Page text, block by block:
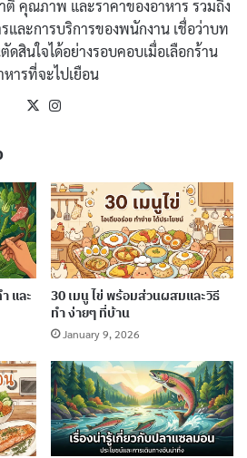
กอกไก่ด้วยเกลือและน้ำมะนาว
ที เกลือจะช่วยให้เนื้อไก่อุ้มน้ำไว้
ด้วยไฟกลางสลับไฟอ่อนจะช่วยให้
อนเนื้อในสุก
นูอาหารโปรตีนสูง ทำเองที่บ้าน พร้อมส่วน
ะวิธีทำครบทุกเมนู
ไทยเพื่อสุขภาพ คืออะไร ประวัติและ
ซ่อนอยู่ในทุกจาน
13, 2026
คุณภาพ และราคาของอาหาร รวมถึง
และการบริการของพนักงาน เชื่อว่าบท
สินใจได้อย่างรอบคอบเมื่อเลือกร้าน
หารที่จะไปเยือน
X
และ
30 เมนู ไข่ พร้อมส่วนผสมและวิธี
ทำ ง่ายๆ ที่บ้าน
January 9, 2026